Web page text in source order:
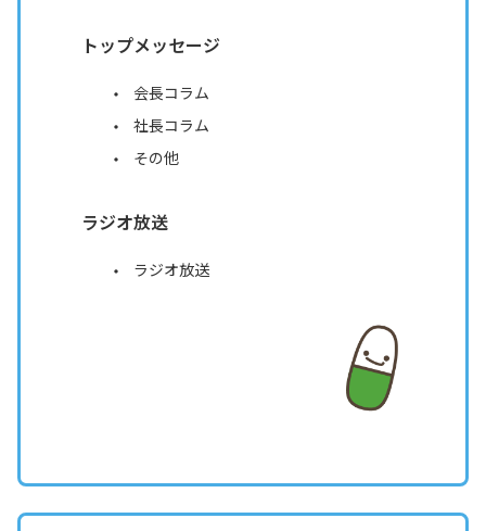
トップメッセージ
会長コラム
社長コラム
その他
ラジオ放送
ラジオ放送